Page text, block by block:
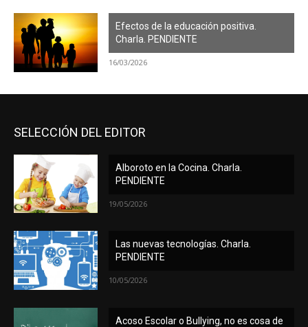
Efectos de la educación positiva.
Charla. PENDIENTE
16/03/2026
SELECCIÓN DEL EDITOR
Alboroto en la Cocina. Charla.
PENDIENTE
19/05/2026
Las nuevas tecnologías. Charla.
PENDIENTE
10/05/2026
Acoso Escolar o Bullying, no es cosa de